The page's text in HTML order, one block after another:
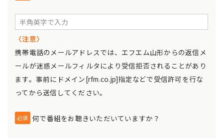
〈注意〉
携帯電話のメールアドレスでは、エフエム山形からの返信メ
ールが迷惑メールフィルタにより受信拒否されることがあり
ます。事前にドメイン[rfm.co.jp]指定などで受信許可を行な
ってから送信してください。
必須 何で番組をお聴きいただいていますか？